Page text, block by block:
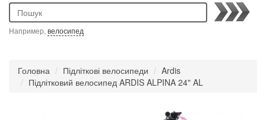
Пошук
Например, велосипед
Головна Підліткові велосипеди
Ardis
Підлітковий велосипед ARDIS ALPINA 24" AL